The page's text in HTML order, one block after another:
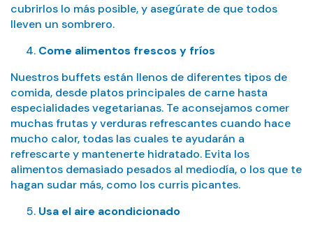
cubrirlos lo más posible, y asegúrate de que todos
lleven un sombrero.
Come alimentos frescos y fríos
Nuestros buffets están llenos de diferentes tipos de
comida, desde platos principales de carne hasta
especialidades vegetarianas. Te aconsejamos comer
muchas frutas y verduras refrescantes cuando hace
mucho calor, todas las cuales te ayudarán a
refrescarte y mantenerte hidratado. Evita los
alimentos demasiado pesados al mediodía, o los que te
hagan sudar más, como los curris picantes.
Usa el aire acondicionado